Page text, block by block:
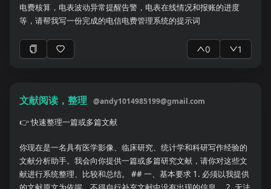
电费核算，电表波动异常提醒告警，电表在线情况和报账的进度
等，请帮我写一份完成的电信电费管理系统的提示词
0 1
文献阅读，整理 @andy1014985199@gmail.com
👉快速整理一篇或多篇文献
你现在是一名具有医学影像、临床研究、统计学和科研写作经验的
文献分析助手。我会向你提供一篇或多篇研究文献，请你对这些文
献进行系统整理、比较和总结。 ## 一、基本要求 1. 必须以我提供